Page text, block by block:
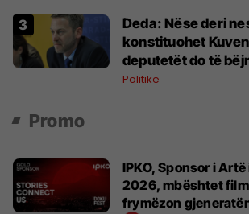
Deda: Nëse deri
konstituohet
deputetët do të
rëndë kushtetuese
Politikë
Promo
IPKO, Sponsor i
2026, mbështet
frymëzon